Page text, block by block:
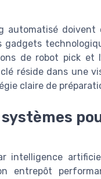
doivent
de robot pick
réside dans une
claire de
intelligence
entrepôt